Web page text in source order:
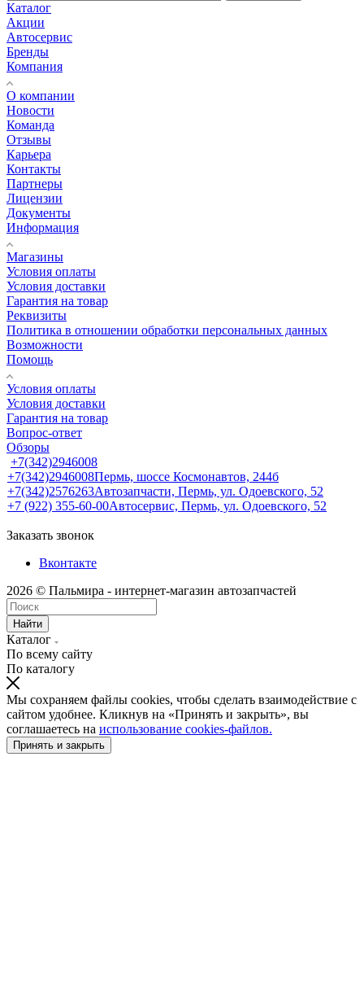
Каталог
Акции
Автосервис
Бренды
Компания
О компании
Новости
Команда
Отзывы
Карьера
Контакты
Партнеры
Лицензии
Документы
Информация
Магазины
Условия оплаты
Условия доставки
Гарантия на товар
Реквизиты
Политика в отношении обработки персональных данных
Возможности
Помощь
Условия оплаты
Условия доставки
Гарантия на товар
Вопрос-ответ
Обзоры
+7(342)2946008
+7(342)2946008Пермь, шоссе Космонавтов, 244б
+7(342)2576263Автозапчасти, Пермь, ул. Одоевского, 52
+7 (922) 355-60-00Автосервис, Пермь, ул. Одоевского, 52
Заказать звонок
Вконтакте
2026 © Пальмира - интернет-магазин автозапчастей
Найти
Каталог
По всему сайту
По каталогу
Мы сохраняем файлы cookies, чтобы сделать взаимодействие с
сайтом удобнее. Кликнув на «Принять и закрыть», вы
соглашаетесь на использование cookies-файлов.
Принять и закрыть